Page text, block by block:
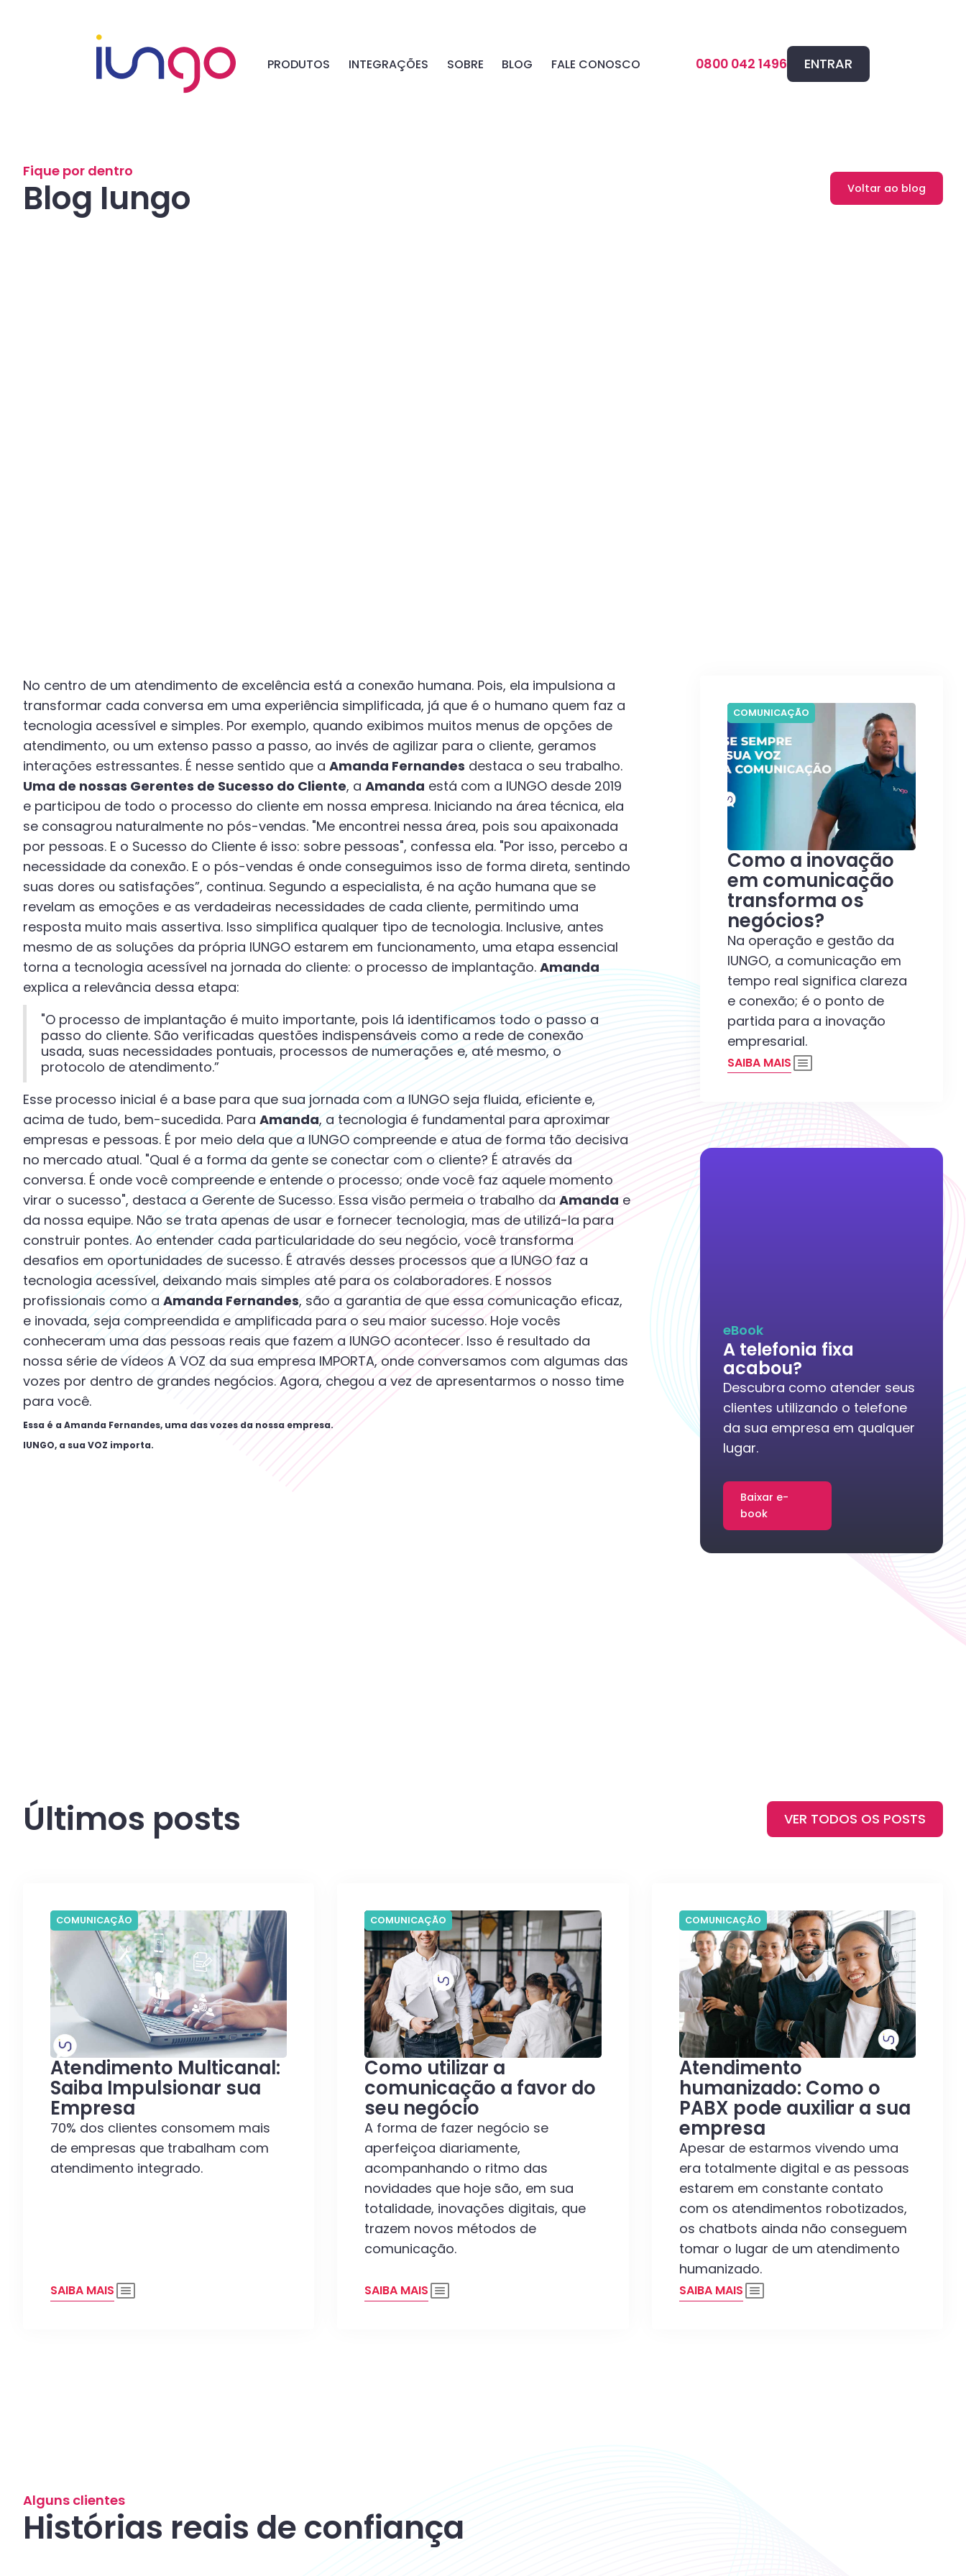
PRODUTOS INTEGRAÇÕES SOBRE BLOG FALE CONOSCO 0800 042 1496 ENTRAR
Fique por dentro
Blog Iungo Voltar ao blog
No centro de um atendimento de excelência está a conexão humana. Pois, ela impulsiona a
transformar cada conversa em uma experiência simplificada, já que é o humano quem faz a
tecnologia acessível e simples. Por exemplo, quando exibimos muitos menus de opções de
atendimento, ou um extenso passo a passo, ao invés de agilizar para o cliente, geramos
interações estressantes. É nesse sentido que a Amanda Fernandes destaca o seu trabalho.
Uma de nossas Gerentes de Sucesso do Cliente, a Amanda está com a IUNGO desde 2019
e participou de todo o processo do cliente em nossa empresa. Iniciando na área técnica, ela
se consagrou naturalmente no pós-vendas. "Me encontrei nessa área, pois sou apaixonada
por pessoas. E o Sucesso do Cliente é isso: sobre pessoas", confessa ela. "Por isso, percebo a
necessidade da conexão. E o pós-vendas é onde conseguimos isso de forma direta, sentindo
suas dores ou satisfações”, continua. Segundo a especialista, é na ação humana que se
revelam as emoções e as verdadeiras necessidades de cada cliente, permitindo uma
resposta muito mais assertiva. Isso simplifica qualquer tipo de tecnologia. Inclusive, antes
mesmo de as soluções da própria IUNGO estarem em funcionamento, uma etapa essencial
torna a tecnologia acessível na jornada do cliente: o processo de implantação. Amanda
explica a relevância dessa etapa:
"O processo de implantação é muito importante, pois lá identificamos todo o passo a
passo do cliente. São verificadas questões indispensáveis como a rede de conexão
usada, suas necessidades pontuais, processos de numerações e, até mesmo, o
protocolo de atendimento.”
Esse processo inicial é a base para que sua jornada com a IUNGO seja fluida, eficiente e,
acima de tudo, bem-sucedida. Para Amanda, a tecnologia é fundamental para aproximar
empresas e pessoas. É por meio dela que a IUNGO compreende e atua de forma tão decisiva
no mercado atual. "Qual é a forma da gente se conectar com o cliente? É através da
conversa. É onde você compreende e entende o processo; onde você faz aquele momento
virar o sucesso", destaca a Gerente de Sucesso. Essa visão permeia o trabalho da Amanda e
da nossa equipe. Não se trata apenas de usar e fornecer tecnologia, mas de utilizá-la para
construir pontes. Ao entender cada particularidade do seu negócio, você transforma
desafios em oportunidades de sucesso. É através desses processos que a IUNGO faz a
tecnologia acessível, deixando mais simples até para os colaboradores. E nossos
profissionais como a Amanda Fernandes, são a garantia de que essa comunicação eficaz,
e inovada, seja compreendida e amplificada para o seu maior sucesso. Hoje vocês
conheceram uma das pessoas reais que fazem a IUNGO acontecer. Isso é resultado da
nossa série de vídeos A VOZ da sua empresa IMPORTA, onde conversamos com algumas das
vozes por dentro de grandes negócios. Agora, chegou a vez de apresentarmos o nosso time
para você.
Essa é a Amanda Fernandes, uma das vozes da nossa empresa.
IUNGO, a sua VOZ importa.
COMUNICAÇÃO
Como a inovação
em comunicação
transforma os
negócios?
Na operação e gestão da
IUNGO, a comunicação em
tempo real significa clareza
e conexão; é o ponto de
partida para a inovação
empresarial.
SAIBA MAIS
eBook
A telefonia fixa
acabou?
Descubra como atender seus
clientes utilizando o telefone
da sua empresa em qualquer
lugar.
Baixar e-
book
Últimos posts VER TODOS OS POSTS
COMUNICAÇÃO
Atendimento Multicanal:
Saiba Impulsionar sua
Empresa
70% dos clientes consomem mais
de empresas que trabalham com
atendimento integrado.
SAIBA MAIS
COMUNICAÇÃO
Como utilizar a
comunicação a favor do
seu negócio
A forma de fazer negócio se
aperfeiçoa diariamente,
acompanhando o ritmo das
novidades que hoje são, em sua
totalidade, inovações digitais, que
trazem novos métodos de
comunicação.
SAIBA MAIS
COMUNICAÇÃO
Atendimento
humanizado: Como o
PABX pode auxiliar a sua
empresa
Apesar de estarmos vivendo uma
era totalmente digital e as pessoas
estarem em constante contato
com os atendimentos robotizados,
os chatbots ainda não conseguem
tomar o lugar de um atendimento
humanizado.
SAIBA MAIS
Alguns clientes
Histórias reais de confiança